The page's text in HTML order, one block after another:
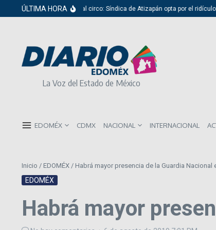
Saltar al contenido
ÚLTIMA HORA
Del cabildo al circo: Síndica de Atizapán opta por el ridículo
La Voz del Estado de México
EDOMÉX CDMX NACIONAL INTERNACIONAL
Inicio / EDOMÉX / Habrá mayor presencia de la Guardia Nacional
EDOMÉX
Habrá mayor